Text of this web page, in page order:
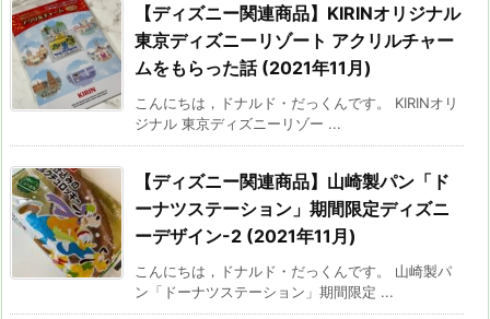
【ディズニー関連商品】KIRINオリジナル
東京ディズニーリゾート アクリルチャー
ムをもらった話 (2021年11月)
こんにちは，ドナルド・だっくんです。 KIRINオリ
ジナル 東京ディズニーリゾー ...
【ディズニー関連商品】山崎製パン「ド
ーナツステーション」期間限定ディズニ
ーデザイン-2 (2021年11月)
こんにちは，ドナルド・だっくんです。 山崎製パ
ン「ドーナツステーション」期間限定 ...